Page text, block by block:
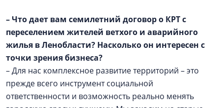
– Что дает вам семилетний договор о КРТ с
переселением жителей ветхого и аварийного
жилья в Ленобласти? Насколько он интересен с
точки зрения бизнеса?
– Для нас комплексное развитие территорий – это
прежде всего инструмент социальной
ответственности и возможность реально менять